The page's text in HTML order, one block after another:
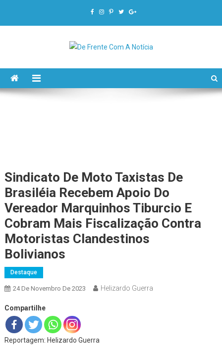
De Frente Com A Notícia
Sindicato De Moto Taxistas De
Brasiléia Recebem Apoio Do
Vereador Marquinhos Tiburcio E
Cobram Mais Fiscalização Contra
Motoristas Clandestinos
Bolivianos
Destaque
24 De Novembro De 2023 Helizardo Guerra
Compartilhe
Reportagem: Helizardo Guerra